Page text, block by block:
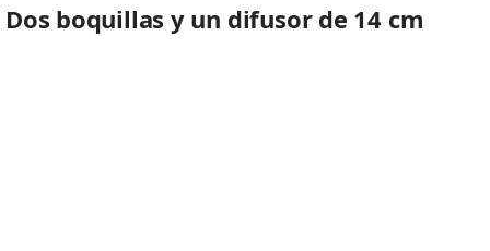
Dos boquillas y un difusor de 14 cm